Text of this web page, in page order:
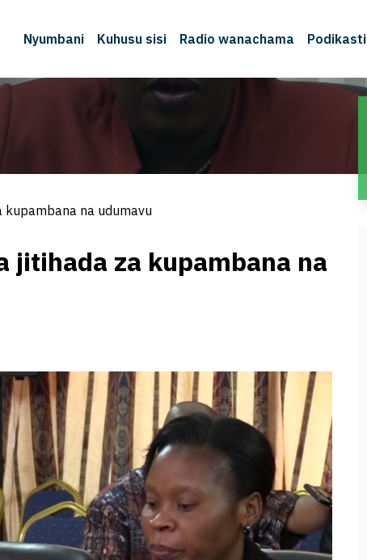
Nyumbani Kuhusu sisi Radio wanachama Podikasti
kupambana na udumavu
jitihada za kupambana na